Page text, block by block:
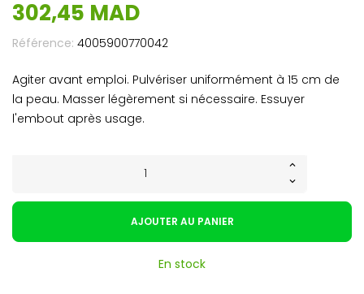
302,45 MAD
Référence: 4005900770042
Agiter avant emploi. Pulvériser uniformément à 15 cm de
la peau. Masser légèrement si nécessaire. Essuyer
l'embout après usage.
AJOUTER AU PANIER
En stock